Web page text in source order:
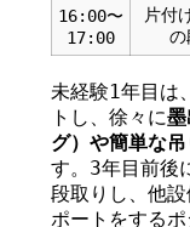
16:00〜
17:00
片付
の
未経験1年目は
トし、徐々に
グ）や簡単な
す。3年目前後
段取りし、他
ポートをする